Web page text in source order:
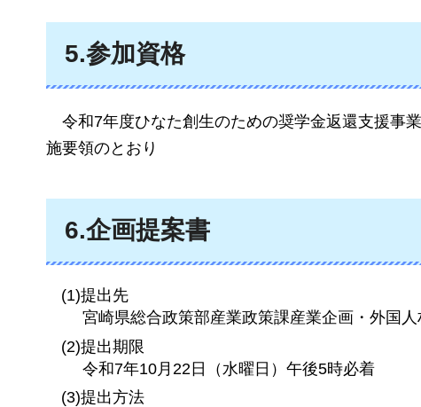
5.参加資格
令和7年度ひなた創生のための奨学金返還支援事
施要領のとおり
6.企画提案書
(1)提出先
宮崎県総合政策部産業政策課産業企画・外国人
(2)提出期限
令和7年10月22日（水曜日）午後5時必着
(3)提出方法